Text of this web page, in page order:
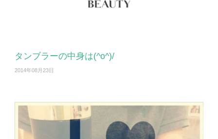
タンブラーの中身は(^o^)/
2014年08月23日